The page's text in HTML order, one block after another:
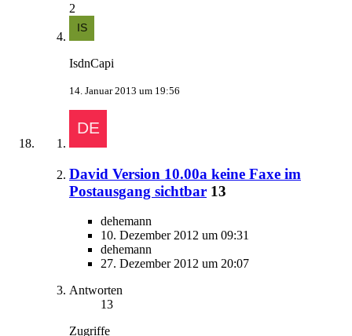
2
IsdnCapi
14. Januar 2013 um 19:56
David Version 10.00a keine Faxe im
Postausgang sichtbar 13
dehemann
10. Dezember 2012 um 09:31
dehemann
27. Dezember 2012 um 20:07
Antworten
13
Zugriffe